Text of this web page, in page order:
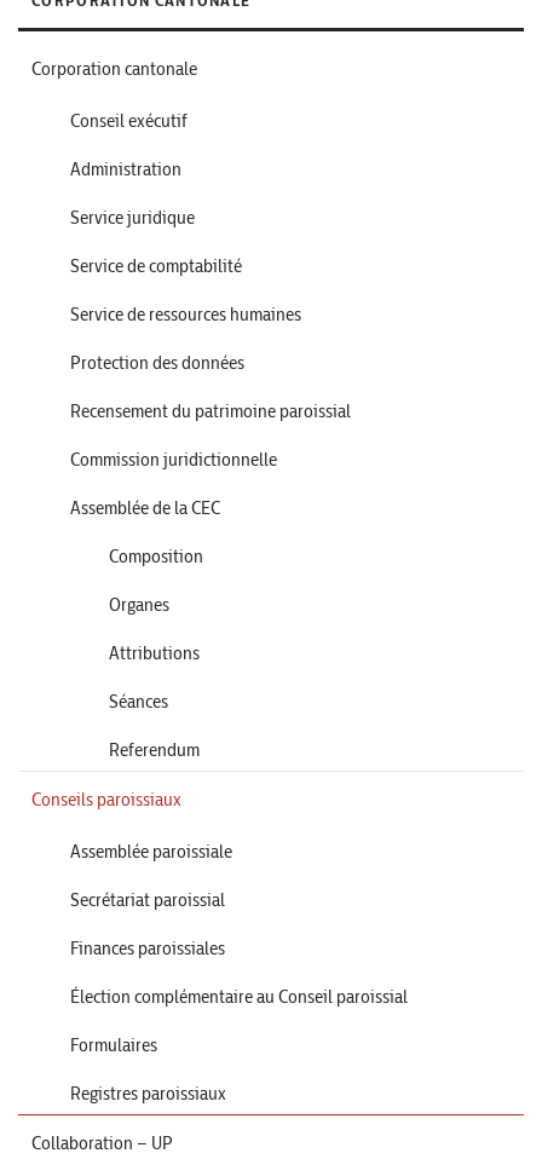
Corporation cantonale
Conseil exécutif
Administration
Service juridique
Service de comptabilité
Service de ressources humaines
Protection des données
Recensement du patrimoine paroissial
Commission juridictionnelle
Assemblée de la CEC
Composition
Organes
Attributions
Séances
Referendum
Conseils paroissiaux
Assemblée paroissiale
Secrétariat paroissial
Finances paroissiales
Élection complémentaire au Conseil paroissial
Formulaires
Registres paroissiaux
Collaboration – UP